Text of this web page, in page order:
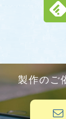
製作のご